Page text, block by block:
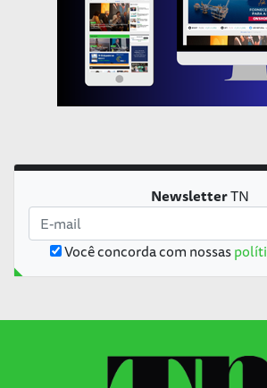
NewsletterTN
Você concorda com nossas